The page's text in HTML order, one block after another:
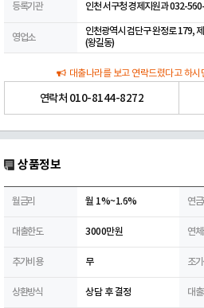
등록기관 인천 서구청 경제지원과 032-
영업소
인천광역시 검단구 완정로 179,
(왕길동)
대출나라를 보고 연락드렸다고 하
연락처 010-8144-8272
상품정보
월금리 월 1%~1.6% 연금
대출한도 3000만원 연체
추가비용 무 조
상환방식 상담 후 결정 대